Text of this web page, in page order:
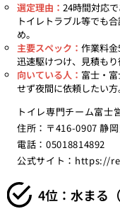
選定理由： 24時間対応
トイレトラブル等でも
め。
主要スペック： 作業料
迅速駆けつけ、見積もり
向いている人： 富士・
せず夜間に依頼したい方
トイレ専門チーム富士
住所：〒416-0907 静
電話：05018814892
公式サイト： https://
4位：水まる